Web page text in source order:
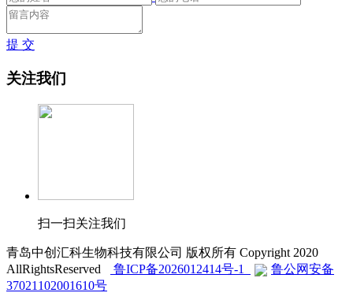
提 交
关注我们
扫一扫关注我们
青岛中创汇科生物科技有限公司 版权所有 Copyright 2020
AllRightsReserved
鲁ICP备2026012414号-1
鲁公网安备
37021102001610号